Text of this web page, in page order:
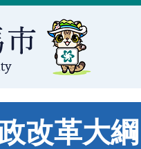
改革大綱